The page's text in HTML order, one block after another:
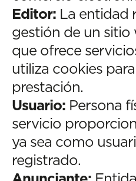
Editor: La entidad
gestión de un sitio
que ofrece
utiliza cookies
prestación.
Usuario: Persona
servicio
ya sea como
registrado.